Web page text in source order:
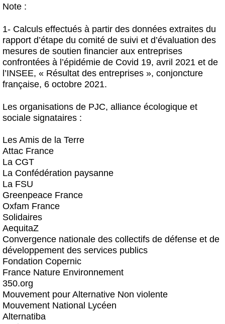
Note :
1- Calculs effectués à partir des données extraites du
rapport d’étape du comité de suivi et d’évaluation des
mesures de soutien financier aux entreprises
confrontées à l’épidémie de Covid 19, avril 2021 et de
l’INSEE, « Résultat des entreprises », conjoncture
française, 6 octobre 2021.
Les organisations de PJC, alliance écologique et
sociale signataires :
Les Amis de la Terre
Attac France
La CGT
La Confédération paysanne
La FSU
Greenpeace France
Oxfam France
Solidaires
AequitaZ
Convergence nationale des collectifs de défense et de
développement des services publics
Fondation Copernic
France Nature Environnement
350.org
Mouvement pour Alternative Non violente
Mouvement National Lycéen
Alternatiba